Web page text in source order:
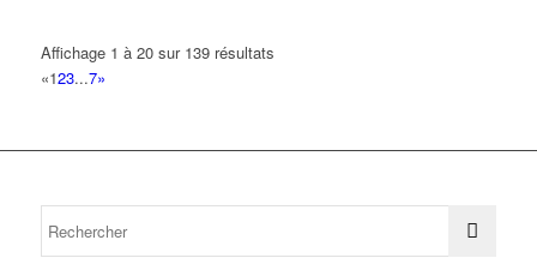
Affichage 1 à 20 sur 139 résultats
«123...7»